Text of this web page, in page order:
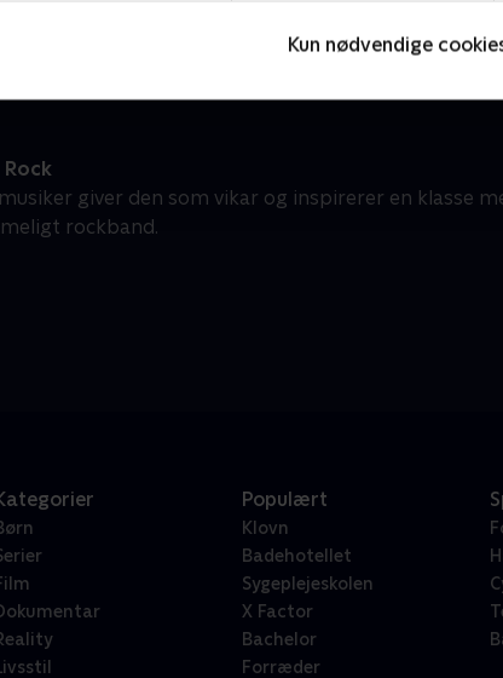
Kun nødvendige
giver den som vikar og inspirerer en klasse
rockband.
Populært
Klovn
Badehotellet
Sygeplejeskolen
X Factor
Bachelor
Forræder